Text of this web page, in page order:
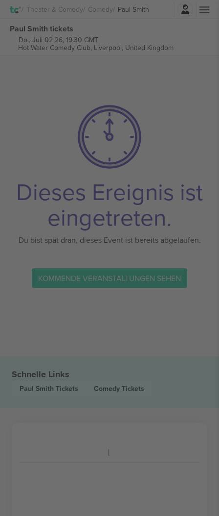
Theater & Comedy Comedy Paul Smith
Einloggen
Paul Smith tickets
Do., Juli 02 26, 19:30 GMT
Hot Water Comedy Club, Liverpool, United Kingdom
Dieses Ereignis ist
eingetreten.
Du bist spät dran, dieses Event ist bereits abgelaufen.
KOMMENDE VERANSTALTUNGEN SEHEN
Schnelle Links
Paul Smith Tickets Comedy Tickets